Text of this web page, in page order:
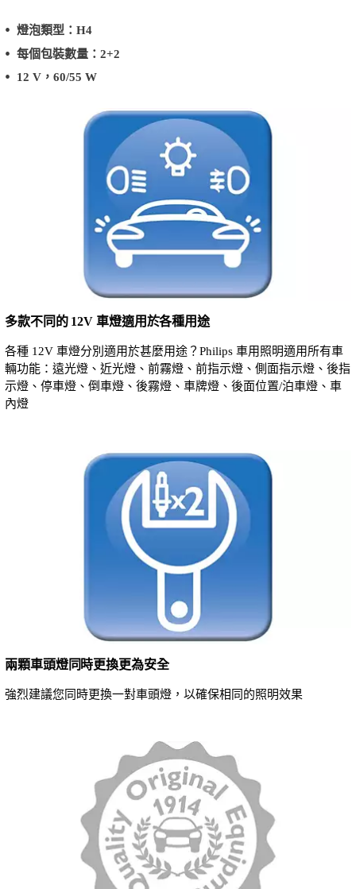
燈泡類型：H4
每個包裝數量：2+2
12 V，60/55 W
多款不同的 12V 車燈適用於各種用途
各種 12V 車燈分別適用於甚麼用途？Philips 車用照明適用所有車
輛功能：遠光燈、近光燈、前霧燈、前指示燈、側面指示燈、後指
示燈、停車燈、倒車燈、後霧燈、車牌燈、後面位置/泊車燈、車
內燈
兩顆車頭燈同時更換更為安全
強烈建議您同時更換一對車頭燈，以確保相同的照明效果